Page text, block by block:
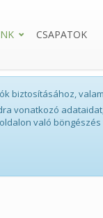
CSAPATOK
biztosításához,
vonatkozó
való